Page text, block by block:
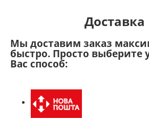
Доставка
Мы доставим заказ
быстро. Просто выберите
Вас способ: